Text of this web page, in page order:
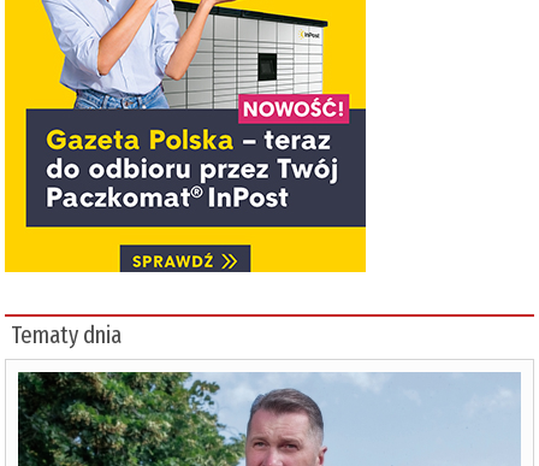
Tematy dnia